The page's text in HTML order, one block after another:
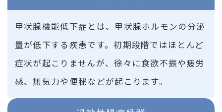
甲状腺機能低下症とは、甲状腺ホルモンの分泌
量が低下する疾患です。初期段階ではほとんど
症状が起こりませんが、徐々に食欲不振や疲労
感、無気力や便秘などが起こります。